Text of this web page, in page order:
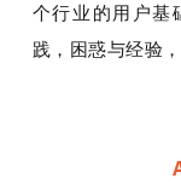
个行业的用户基
践，困惑与经验